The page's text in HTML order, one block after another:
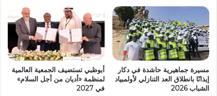
مسيرة جماهيرية حاشدة في دكار
إيذانًا بانطلاق العد التنازلي لأولمبياد
الشباب 2026
أبوظبي تستضيف الجمعية العالمية
لمنظمة «أديان من أجل السلام»
في 2027